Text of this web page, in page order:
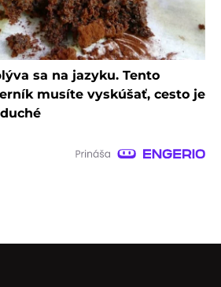
sa na jazyku. Tento
musíte vyskúšať, cesto je